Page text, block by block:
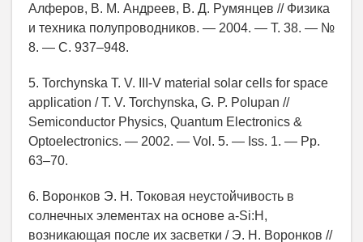
Алферов, В. М. Андреев, В. Д. Румянцев // Физика
и техника полупроводников. — 2004. — Т. 38. — №
8. — С. 937–948.
5. Torchynska T. V. III-V material solar cells for space
application / T. V. Torchynska, G. P. Polupan //
Semiconductor Physics, Quantum Electronics &
Optoelectronics. — 2002. — Vol. 5. — Iss. 1. — Pp.
63–70.
6. Воронков Э. Н. Токовая неустойчивость в
солнечных элементах на основе a-Si:H,
возникающая после их засветки / Э. Н. Воронков //